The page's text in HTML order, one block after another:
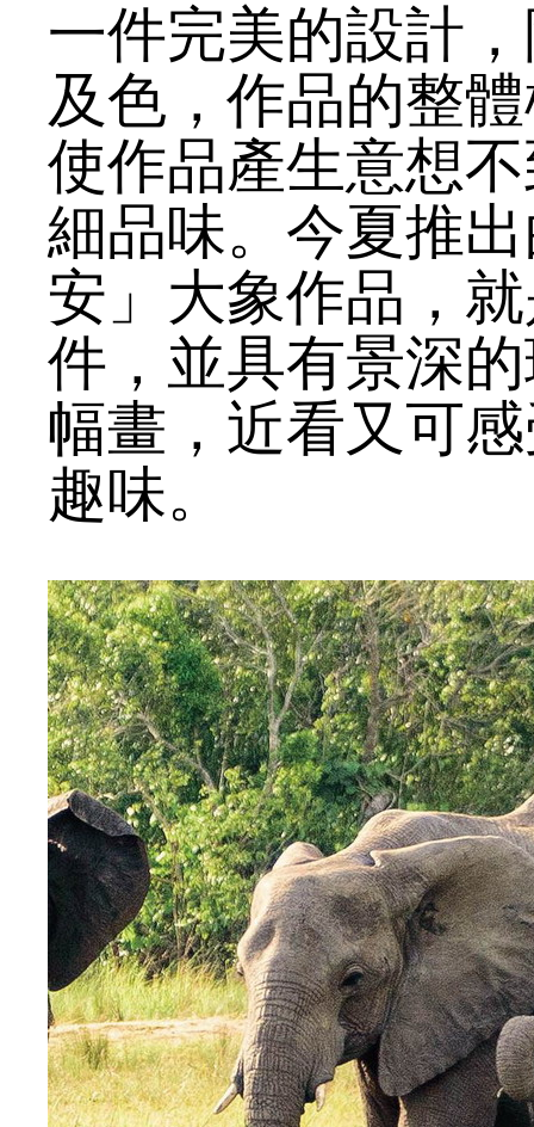
一件完美的設計
及色，作品的整
使作品產生意想
細品味。今夏推
安」大象作品，
件，並具有景深
幅畫，近看又可
趣味。